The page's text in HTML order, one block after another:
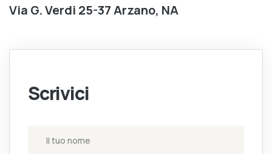
Via G. Verdi 25-37 Arzano, NA
Scrivici